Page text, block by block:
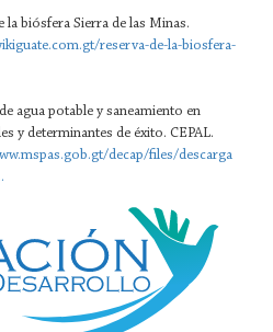
la biósfera Sierra de las Minas.
reserva-de-la-biosfera-
agua potable y saneamiento en
y determinantes de éxito. CEPAL.
decap/files/descarga